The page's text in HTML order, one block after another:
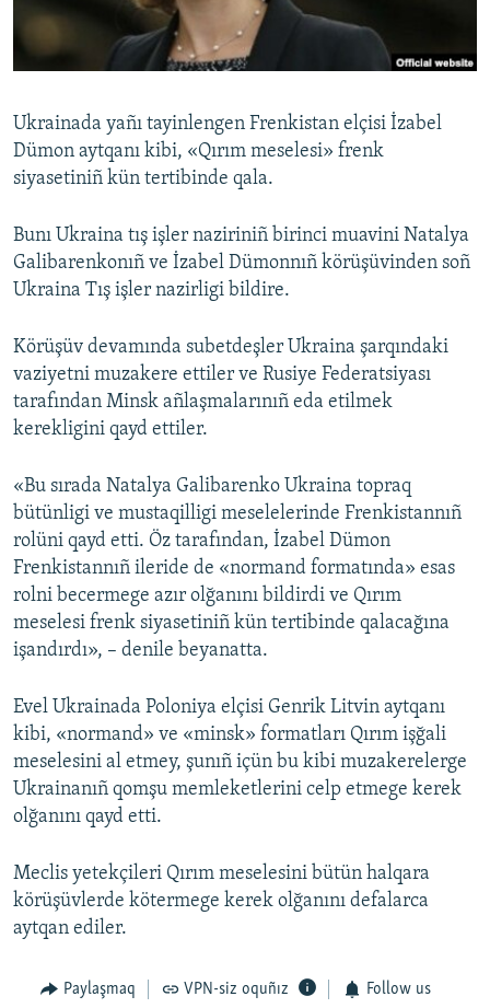
Українською
RFE/RS bütün saytları
Ukrainada yañı tayinlengen Frenkistan elçisi İzabel
Dümon aytqanı kibi, «Qırım meselesi» frenk
siyasetiniñ kün tertibinde qala.
Bunı Ukraina tış işler naziriniñ birinci muavini Natalya
Galibarenkonıñ ve İzabel Dümonnıñ körüşüvinden soñ
Ukraina Tış işler nazirligi bildire.
Körüşüv devamında subetdeşler Ukraina şarqındaki
vaziyetni muzakere ettiler ve Rusiye Federatsiyası
tarafından Minsk añlaşmalarınıñ eda etilmek
kerekligini qayd ettiler.
«Bu sırada Natalya Galibarenko Ukraina topraq
bütünligi ve mustaqilligi meselelerinde Frenkistannıñ
rolüni qayd etti. Öz tarafından, İzabel Dümon
Frenkistannıñ ileride de «normand formatında» esas
rolni becermege azır olğanını bildirdi ve Qırım
meselesi frenk siyasetiniñ kün tertibinde qalacağına
işandırdı», – denile beyanatta.
Evel Ukrainada Poloniya elçisi Genrik Litvin aytqanı
kibi, «normand» ve «minsk» formatları Qırım işğali
meselesini al etmey, şunıñ içün bu kibi muzakerelerge
Ukrainanıñ qomşu memleketlerini celp etmege kerek
olğanını qayd etti.
Meclis yetekçileri Qırım meselesini bütün halqara
körüşüvlerde kötermege kerek olğanını defalarca
aytqan ediler.
Paylaşmaq VPN-siz oquñız Follow us